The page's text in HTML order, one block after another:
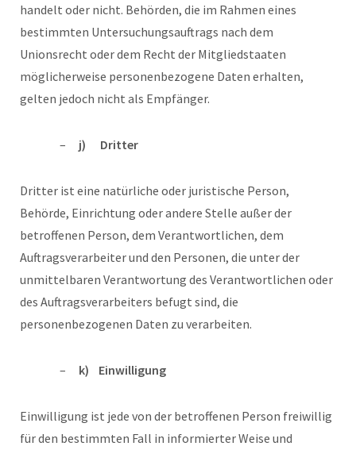
handelt oder nicht. Behörden, die im Rahmen eines
bestimmten Untersuchungsauftrags nach dem
Unionsrecht oder dem Recht der Mitgliedstaaten
möglicherweise personenbezogene Daten erhalten,
gelten jedoch nicht als Empfänger.
j) Dritter
Dritter ist eine natürliche oder juristische Person,
Behörde, Einrichtung oder andere Stelle außer der
betroffenen Person, dem Verantwortlichen, dem
Auftragsverarbeiter und den Personen, die unter der
unmittelbaren Verantwortung des Verantwortlichen oder
des Auftragsverarbeiters befugt sind, die
personenbezogenen Daten zu verarbeiten.
k) Einwilligung
Einwilligung ist jede von der betroffenen Person freiwillig
für den bestimmten Fall in informierter Weise und